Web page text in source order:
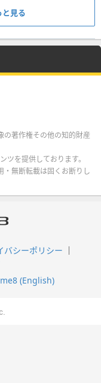
見る
の著作権その他の知的財産
ツを提供しております。
・無断転載は固くお断りし
バシーポリシー
(English)